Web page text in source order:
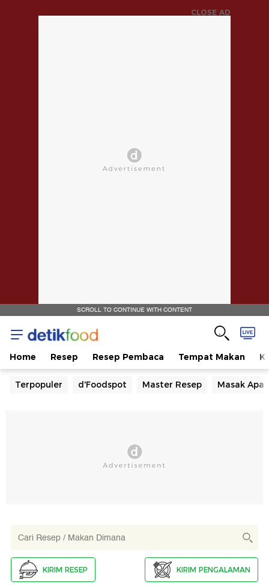
CLOSE AD
SCROLL TO CONTINUE WITH CONTENT
Home Resep Resep Pembaca Tempat Makan
Terpopuler d'Foodspot Master Resep Masak Apa
KIRIM RESEP KIRIM PENGALAMAN